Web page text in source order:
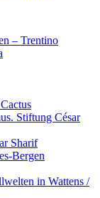
– Trentino
Stiftung César
Sharif
Bergen
in Wattens /